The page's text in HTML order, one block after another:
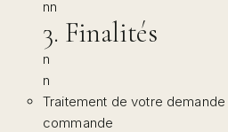
nn
3. Finalités
n
n
Traitement de votre
commande